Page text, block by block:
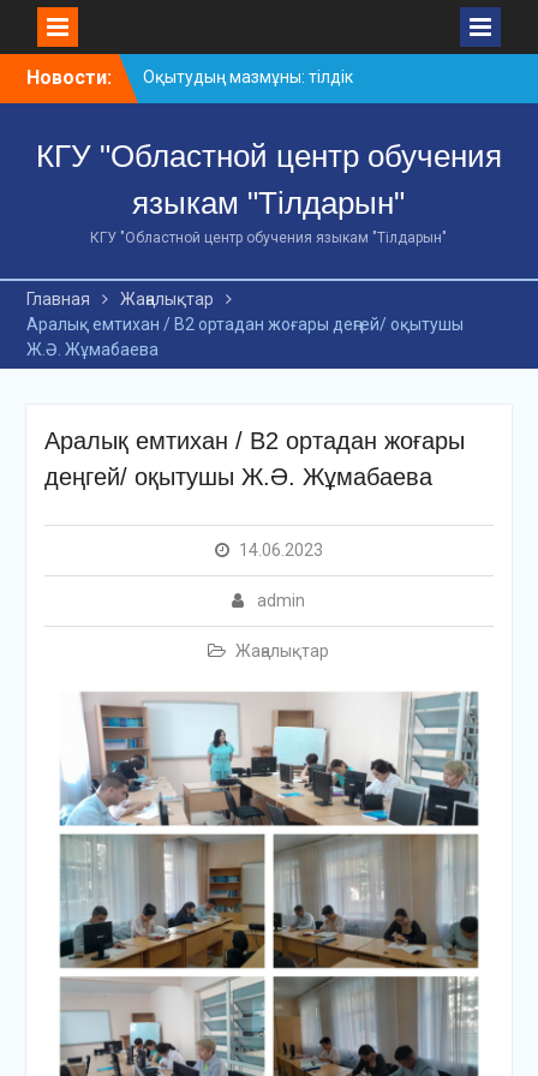
Новости:
Оқытудың мазмұны: тілдік
дағдылар және
стратегиялар
АХМЕТ БАЙТҰРСЫНҰЛЫ
АТЫНДАҒЫ «ҮЗДІК
ОҚЫТУШЫ-2026»
«Мемлекеттік тіл –
Тәуелсіздік символы»
облыстық байқауы
КГУ "Областной центр обучения
языкам "Тілдарын"
КГУ "Областной центр обучения языкам "Тілдарын"
Главная
Жаңалықтар
Аралық емтихан / В2 ортадан жоғары деңгей/ оқытушы
Ж.Ә. Жұмабаева
Аралық емтихан / В2 ортадан жоғары
деңгей/ оқытушы Ж.Ә. Жұмабаева
14.06.2023
admin
Жаңалықтар